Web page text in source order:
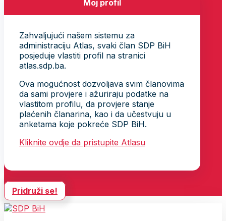
Moj profil
Zahvaljujući našem sistemu za
administraciju Atlas, svaki član SDP BiH
posjeduje vlastiti profil na stranici
atlas.sdp.ba.
Ova mogućnost dozvoljava svim članovima
da sami provjere i ažuriraju podatke na
vlastitom profilu, da provjere stanje
plaćenih članarina, kao i da učestvuju u
anketama koje pokreće SDP BiH.
Kliknite ovdje da pristupite Atlasu
Pridruži se!